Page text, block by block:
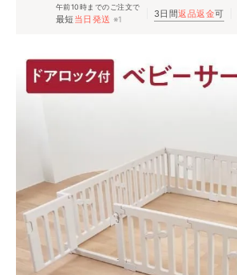
午前10時までのご注文で
最短 当日発送 ※1 3日間返品返金可